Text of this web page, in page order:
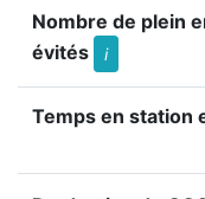
Nombre de plein
évités
i
Temps en station